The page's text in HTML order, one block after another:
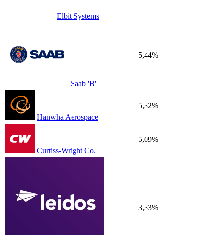
Elbit Systems
Saab 'B'
5,44%
Hanwha Aerospace
5,32%
Curtiss-Wright Co.
5,09%
3,33%